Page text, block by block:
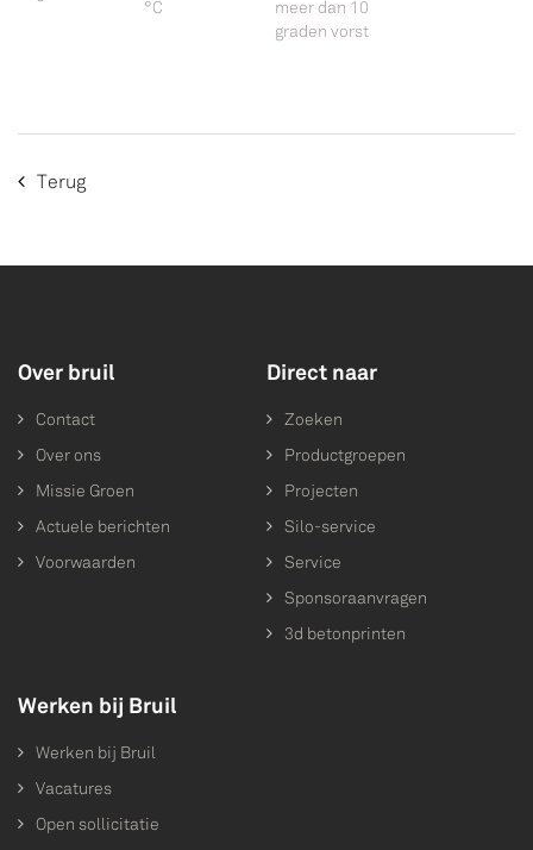
°C
meer dan 10
graden vorst
Terug
Over bruil
Contact
Over ons
Missie Groen
Actuele berichten
Voorwaarden
Direct naar
Zoeken
Productgroepen
Projecten
Silo-service
Service
Sponsoraanvragen
3d betonprinten
Werken bij Bruil
Werken bij Bruil
Vacatures
Open sollicitatie